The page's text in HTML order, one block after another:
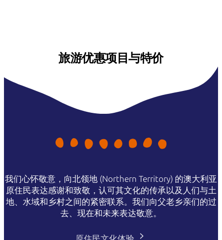
旅游优惠项目与特价
我们心怀敬意，向北领地 (Northern Territory) 的澳大利亚
原住民表达感谢和致敬，认可其文化的传承以及人们与土
地、水域和乡村之间的紧密联系。我们向父老乡亲们的过
去、现在和未来表达敬意。